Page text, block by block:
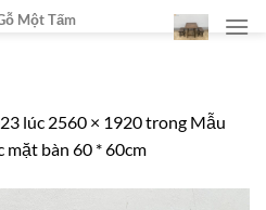
Một Tấm
lúc 2560 × 1920trong Mẫu
bàn 60 * 60cm